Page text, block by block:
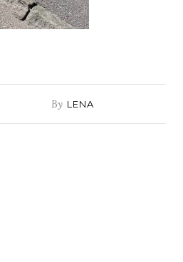
By LENA